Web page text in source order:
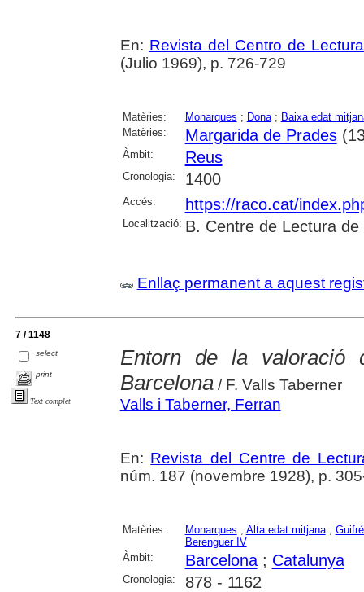
En: Revista del Centro de
(Julio 1969), p. 726-729
Matèries: Monarques ; Dona; Baixa edat
Matèries:
Margarida de Prades
Àmbit: Reus
Cronologia: 1400
Accés: https://raco.cat/
Localització: B. Centre de Lectura de
Enllaç permanent a aquest
7 / 1148
select
print
Text complet
Entorn de la valoració
Barcelona/ F. Valls Taberner
Valls i Taberner, Ferran
En: Revista del Centre de
núm. 187 (novembre 1928), p.
Matèries: Monarques ; Alta edat mitjana;
Berenguer IV
Àmbit:
Barcelona; Catalunya
Cronologia: 878 - 1162